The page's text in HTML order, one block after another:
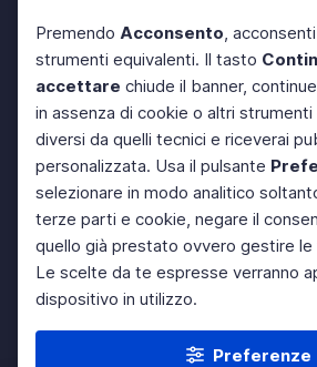
Premendo Acconsento,
strumenti equivalenti. Il tasto
accettare chiude il banner,
in assenza di cookie o altri
diversi da quelli tecnici e riceverai
personalizzata. Usa il pulsante
selezionare in modo analitico
terze parti e cookie, negare il
quello già prestato ovvero gestire
Le scelte da te espresse verranno
dispositivo in utilizzo.
Preferenze